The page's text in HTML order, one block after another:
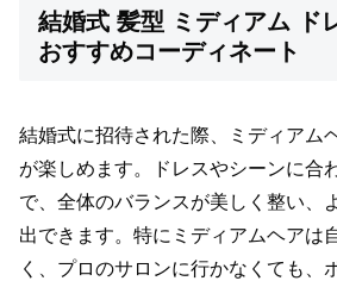
結婚式 髪型 ミディアム ド
おすすめコーディネート
結婚式に招待された際、ミディアム
が楽しめます。ドレスやシーンに合
で、全体のバランスが美しく整い、
出できます。特にミディアムヘアは
く、プロのサロンに行かなくても、